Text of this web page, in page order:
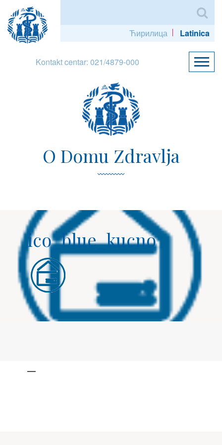
Ћирилица Latinica
Kontakt centar: 021/4879-000
O Domu Zdravlja
ico_blue_kucno